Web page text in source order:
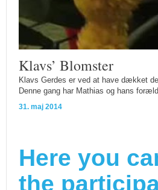
Klavs’ Blomster
Klavs Gerdes er ved at have dækket
Denne gang har Mathias og hans
31. maj 2014
Here you
the